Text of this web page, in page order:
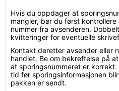
Hvis du oppdager at
mangler, bør du først
nummer fra avsenderen.
kvitteringer for eventuelle
Kontakt deretter avsender eller
handlet. Be om bekreftelse på
at sporingsnummeret er
tid før sporingsinformasjonen
pakken er sendt.